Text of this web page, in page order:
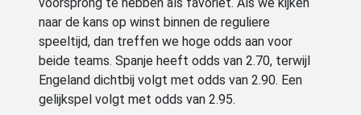
voorsprong te hebben als favoriet. Als we kijken
naar de kans op winst binnen de reguliere
speeltijd, dan treffen we hoge odds aan voor
beide teams. Spanje heeft odds van 2.70, terwijl
Engeland dichtbij volgt met odds van 2.90. Een
gelijkspel volgt met odds van 2.95.